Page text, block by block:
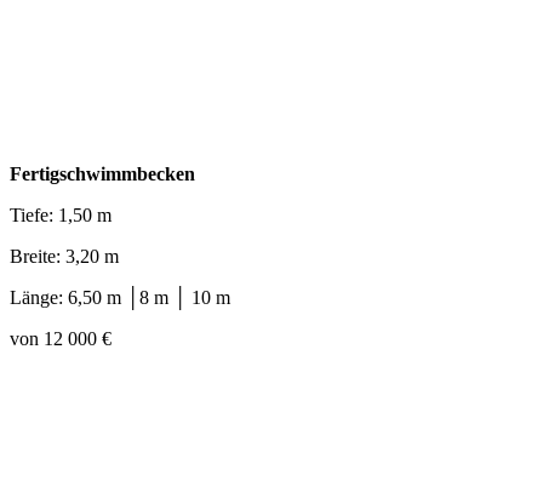
Fertigschwimmbecken
Tiefe: 1,50 m
Breite: 3,20 m
Länge: 6,50 m │8 m │ 10 m
von 12 000 €